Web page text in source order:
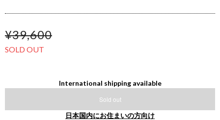
¥39,600
SOLD OUT
International shipping available
Sold out
日本国内にお住まいの方向け